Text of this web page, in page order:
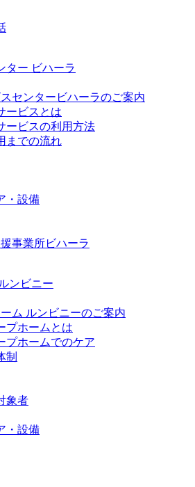
ター ビハーラ
センタービハーラのご案内
ービスとは
ービスの利用方法
までの流れ
・設備
事業所ビハーラ
ンビニー
ム ルンビニーのご案内
プホームとは
プホームでのケア
制
象者
・設備